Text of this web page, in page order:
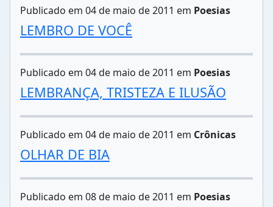
Publicado em 04 de maio de 2011 em Poesias
LEMBRO DE VOCÊ
Publicado em 04 de maio de 2011 em Poesias
LEMBRANÇA, TRISTEZA E ILUSÃO
Publicado em 04 de maio de 2011 em Crônicas
OLHAR DE BIA
Publicado em 08 de maio de 2011 em Poesias